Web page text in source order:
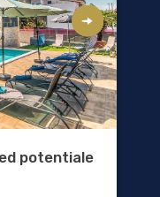
potentiale